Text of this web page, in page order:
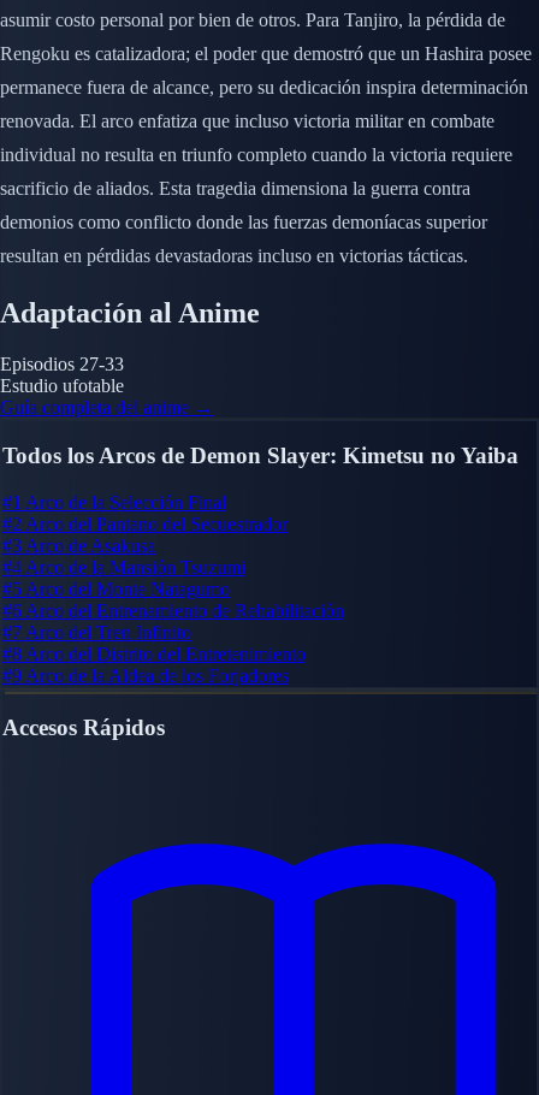
asumir costo personal por bien de otros. Para Tanjiro, la pérdida de
Rengoku es catalizadora; el poder que demostró que un Hashira posee
permanece fuera de alcance, pero su dedicación inspira determinación
renovada. El arco enfatiza que incluso victoria militar en combate
individual no resulta en triunfo completo cuando la victoria requiere
sacrificio de aliados. Esta tragedia dimensiona la guerra contra
demonios como conflicto donde las fuerzas demoníacas superior
resultan en pérdidas devastadoras incluso en victorias tácticas.
Adaptación al Anime
Episodios 27-33
Estudio ufotable
Guía completa del anime →
Todos los Arcos de Demon Slayer: Kimetsu no Yaiba
#1 Arco de la Selección Final
#2 Arco del Pantano del Secuestrador
#3 Arco de Asakusa
#4 Arco de la Mansión Tsuzumi
#5 Arco del Monte Natagumo
#6 Arco del Entrenamiento de Rehabilitación
#7 Arco del Tren Infinito
#8 Arco del Distrito del Entretenimiento
#9 Arco de la Aldea de los Forjadores
Accesos Rápidos